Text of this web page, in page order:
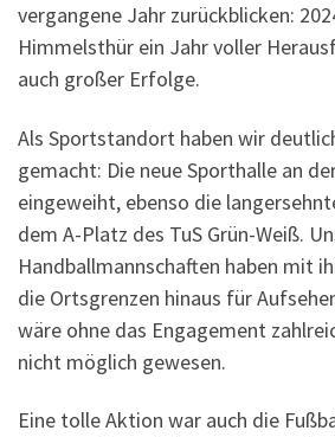
vergangene Jahr zurückblicken:
Himmelsthür ein Jahr voller
auch großer Erfolge.
Als Sportstandort haben wir
gemacht: Die neue Sporthalle an
eingeweiht, ebenso die
dem A-Platz des TuS Grün-Weiß.
Handballmannschaften haben mit
die Ortsgrenzen hinaus für
wäre ohne das Engagement
nicht möglich gewesen.
Eine tolle Aktion war auch die